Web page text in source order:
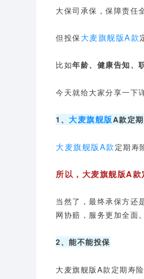
大保司承保，保障责任
但投保大麦旗舰版A款
比如年龄、健康告知、
今天就给大家分享一下
1、 大麦旗舰版A款定
大麦旗舰版A款定期寿
所以，大麦旗舰版A
当然了，最终承保方还
网协赔，服务更加全面。
2、能不能投保
大麦旗舰版A款定期寿